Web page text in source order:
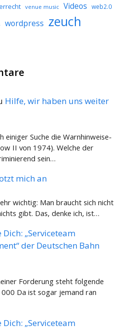
venue music Videos web2.0
wordpress zeuch
Hilfe, wir haben uns weiter
einiger Suche die Warnhinweise-
II von 1974). Welche der
sein…
mich an
wichtig: Man braucht sich nicht
gibt. Das, denke ich, ist…
„Serviceteam
der Deutschen Bahn
Forderung steht folgende
Da ist sogar jemand ran
„Serviceteam